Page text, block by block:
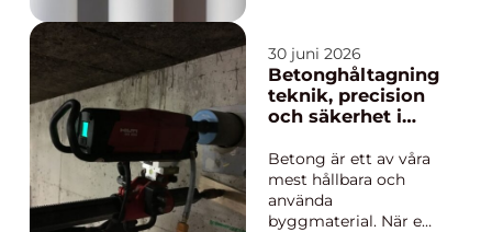
och skapa ett jämnt
inomhusklimat. Det
skånska klimatet, med
milda vintrar och hög
goda f&...
30 juni 2026
Betonghåltagning
teknik, precision
och säkerhet i
Betong är ett av våra
mest hållbara och
använda
byggmaterial. När en